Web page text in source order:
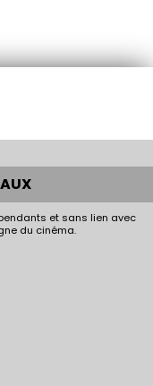
et sans lien avec
du cinéma.